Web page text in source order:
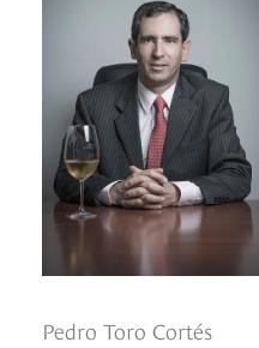
Pedro Toro Cortés